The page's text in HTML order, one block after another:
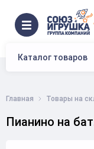
Каталог товаров
Главная Товары на
Пианино на